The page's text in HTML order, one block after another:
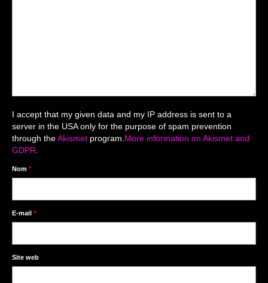
Cartes de remerciement
Photomontages
Prestations
Contact
Décors studio / Tenues / Accessoires
I accept that my given data and my IP address is sent to a
server in the USA only for the purpose of spam prevention
through theAkismet program.More information on Akismet and
GDPR.
Nom *
E-mail *
Site web